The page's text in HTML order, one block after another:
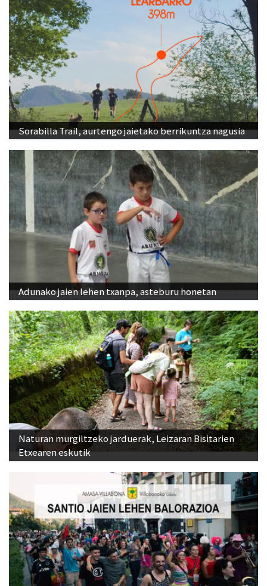
Sorabilla Trail, aurtengo jaietako berrikuntza nagusia
Adunako jaien lehen txanpa, asteburu honetan
Naturan murgiltzeko jarduerak, Leizaran Bisitarien
Etxearen eskutik